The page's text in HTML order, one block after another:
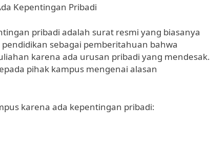
Kepentingan Pribadi
pribadi adalah surat resmi yang biasanya
sebagai pemberitahuan bahwa
karena ada urusan pribadi yang mendesak.
pihak kampus mengenai alasan
karena ada kepentingan pribadi: